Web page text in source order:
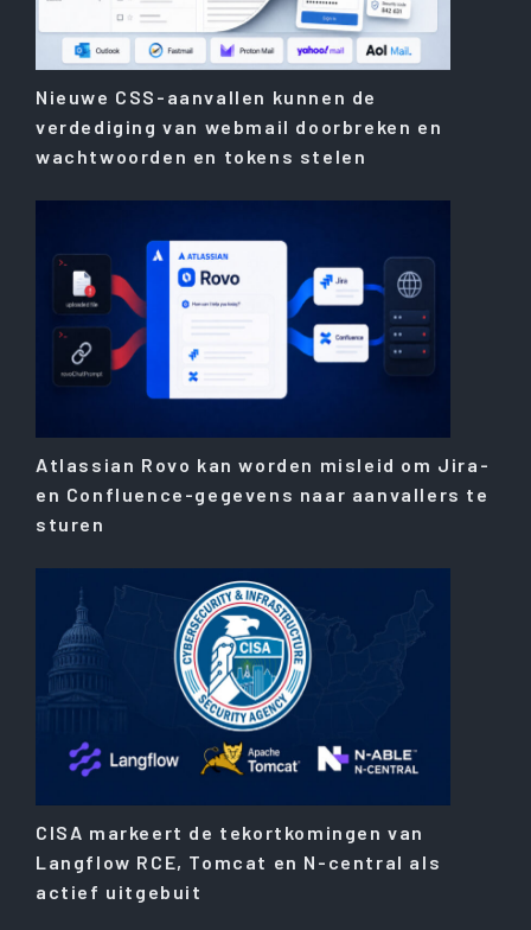
Nieuwe CSS-aanvallen kunnen de
verdediging van webmail doorbreken en
wachtwoorden en tokens stelen
Atlassian Rovo kan worden misleid om Jira-
en Confluence-gegevens naar aanvallers te
sturen
CISA markeert de tekortkomingen van
Langflow RCE, Tomcat en N-central als
actief uitgebuit